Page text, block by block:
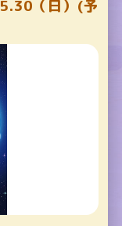
（日）(予